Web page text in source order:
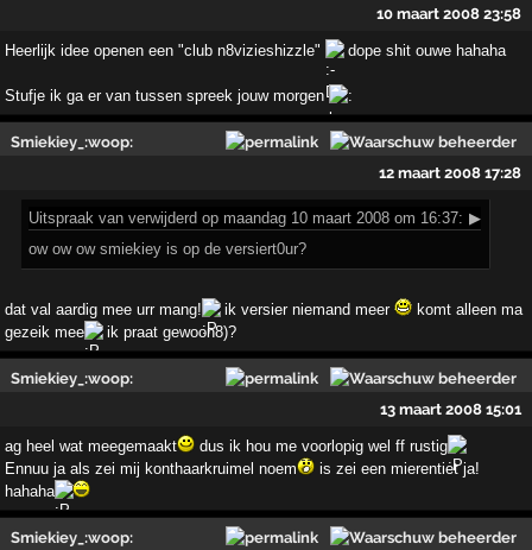
10 maart 2008 23:58
Heerlijk idee openen een "club n8vizieshizzle" dope shit ouwe hahaha
Stufje ik ga er van tussen spreek jouw morgen
Smiekiey_:woop:
12 maart 2008 17:28
Uitspraak van verwijderd op maandag 10 maart 2008 om 16:37: ▶
ow ow ow smiekiey is op de versiert0ur?
dat val aardig mee urr mang! ik versier niemand meer
komt alleen ma
gezeik mee
ik praat gewoon8)?
Smiekiey_:woop:
13 maart 2008 15:01
ag heel wat meegemaakt
dus ik hou me voorlopig wel ff rustig
Ennuu ja als zei mij konthaarkruimel noem
is zei een mierentiet ja!
hahaha
Smiekiey_:woop: